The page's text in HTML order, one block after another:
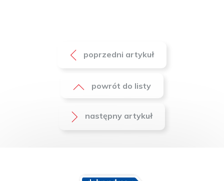
poprzedni artykuł
powrót do listy
następny artykuł